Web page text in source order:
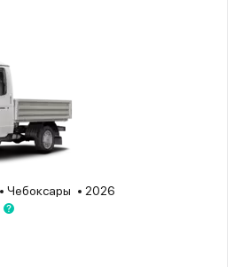
Чебоксары
2026